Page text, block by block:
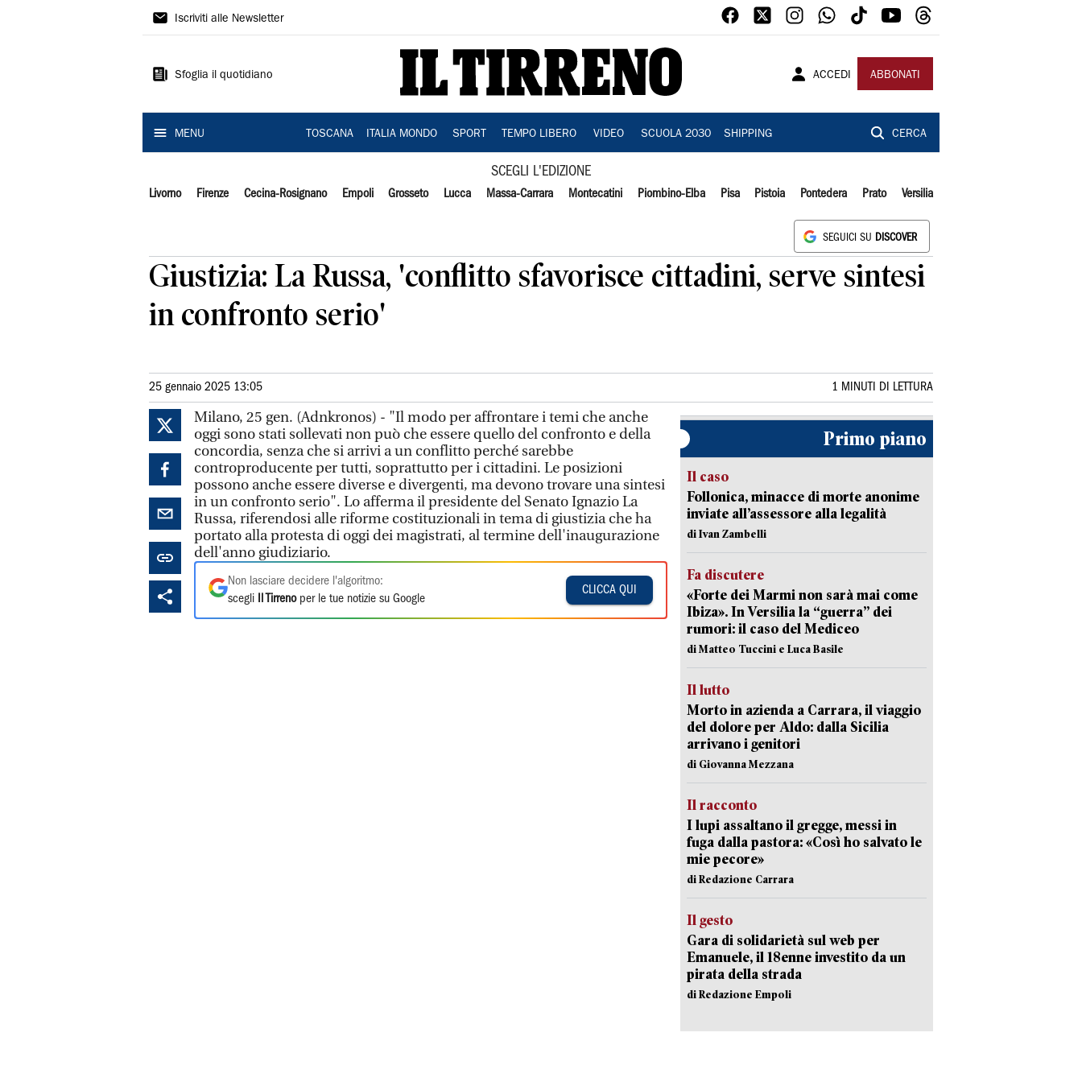
Il
Iscriviti alle Newsletter
Sfoglia il quotidiano ACCEDI ABBONATI
MENU TOSCANA ITALIA MONDO SPORT TEMPO LIBERO VIDEO SCUOLA 2030 SHIPPING CERCA
SCEGLI L'EDIZIONE
Livorno Firenze Cecina-Rosignano Empoli Grosseto Lucca Massa-Carrara Montecatini Piombino-Elba Pisa Pistoia Pontedera Prato Versilia
SEGUICI SU DISCOVER
Giustizia: La Russa, 'conflitto sfavorisce cittadini, serve sintesi
in confronto serio'
25 gennaio 2025 13:05 1 MINUTI DI LETTURA
Milano, 25 gen. (Adnkronos) - "Il modo per affrontare i temi che anche
oggi sono stati sollevati non può che essere quello del confronto e della
concordia, senza che si arrivi a un conflitto perché sarebbe
controproducente per tutti, soprattutto per i cittadini. Le posizioni
possono anche essere diverse e divergenti, ma devono trovare una sintesi
in un confronto serio". Lo afferma il presidente del Senato Ignazio La
Russa, riferendosi alle riforme costituzionali in tema di giustizia che ha
portato alla protesta di oggi dei magistrati, al termine dell'inaugurazione
dell'anno giudiziario.
Non lasciare decidere l'algoritmo:
scegli
Il Tirrenoper le tue notizie su Google
CLICCA QUI
Primo piano
Il caso
Follonica, minacce di morte anonime
inviate all’assessore alla legalità
di Ivan Zambelli
Fa discutere
«Forte dei Marmi non sarà mai come
Ibiza». In Versilia la “guerra” dei
rumori: il caso del Mediceo
di Matteo Tuccini e Luca Basile
Il lutto
Morto in azienda a Carrara, il viaggio
del dolore per Aldo: dalla Sicilia
arrivano i genitori
di Giovanna Mezzana
Il racconto
I lupi assaltano il gregge, messi in
fuga dalla pastora: «Così ho salvato le
mie pecore»
di Redazione Carrara
Il gesto
Gara di solidarietà sul web per
Emanuele, il 18enne investito da un
pirata della strada
di Redazione Empoli